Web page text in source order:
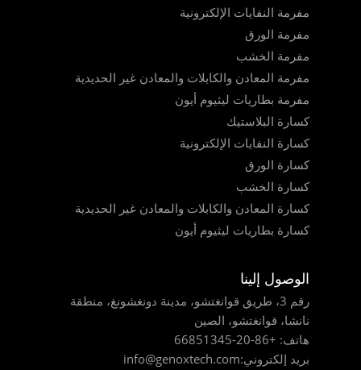
مفرمة النفايات الإلكترونية
مفرمة الورق
مفرمة الخشب
مفرمة المعادن والكابلات والمعادن غير الحديدية
مفرمة بطاريات ليثيوم أيون
كسارة البلاستيك
كسارة النفايات الإلكترونية
كسارة الورق
كسارة الخشب
كسارة المعادن والكابلات والمعادن غير الحديدية
كسارة بطاريات ليثيوم أيون
الوصول إلينا
رقم 3، طريق قوانغتشو، مدينة دونغشونغ، منطقة
نانشا، قوانغتشو، الصين
هاتف: +86-20-66851345
بريد إلكتروني:info@genoxtech.com